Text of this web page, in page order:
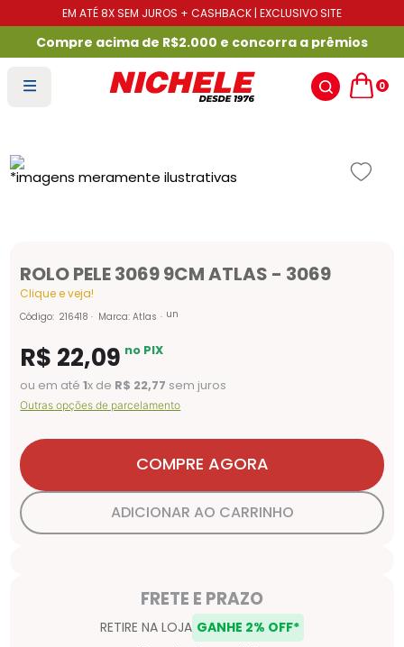
EM ATÉ 8X SEM JUROS + CASHBACK | EXCLUSIVO SITE
Compre acima de R$2.000 e concorra a prêmios
0
ROLO PELE 3069 9CM ATLAS - 3069
Clique e veja!
Código: 216418 Marca:Atlas un
R$ 22,09 no PIX
ou em até1x de R$ 22,77 sem juros
Outras opções de parcelamento
COMPRE AGORA
ADICIONAR AO CARRINHO